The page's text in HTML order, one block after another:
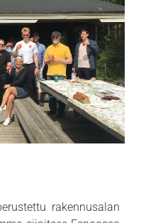
rakennusalan